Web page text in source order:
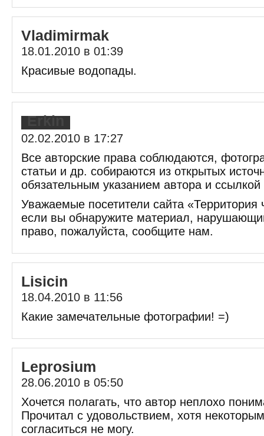
Vladimirmak
18.01.2010 в 01:39
Красивые водопады.
Erkin
02.02.2010 в 17:27
Все авторские права соблюдаются,
статьи и др. собираются из открытых
обязательным указанием автора и ссылкой
Уважаемые посетители сайта «Территория
если вы обнаружите материал,
право, пожалуйста, сообщите нам.
Lisicin
18.04.2010 в 11:56
Какие замечательные фотографии! =)
Leprosium
28.06.2010 в 05:50
Хочется полагать, что автор неплохо
Прочитал с удовольствием, хотя
согласиться не могу.